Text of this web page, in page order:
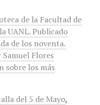
de la Facultad de
UANL. Publicado
de los noventa.
Flores
sobre los más
del 5 de Mayo,